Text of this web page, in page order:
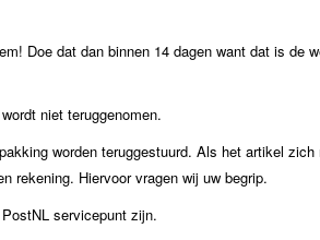
Doe dat dan binnen 14 dagen want dat is
niet teruggenomen.
worden teruggestuurd. Als het artikel
rekening. Hiervoor vragen wij uw begrip.
servicepunt zijn.